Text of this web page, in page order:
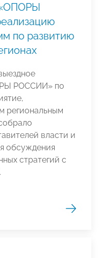
по развитию
РОССИИ» по
региональным
власти и
обсуждения
стратегий с